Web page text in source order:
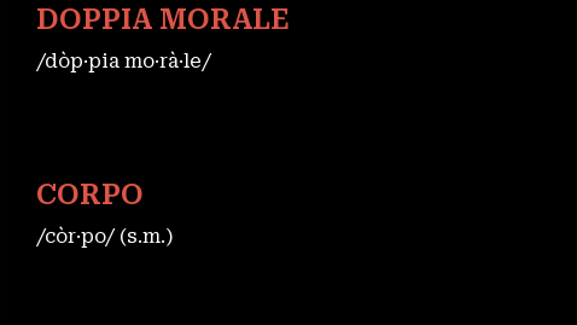
DOPPIA MORALE
/dòp·pia mo·rà·le/
CORPO
/còr·po/ (s.m.)